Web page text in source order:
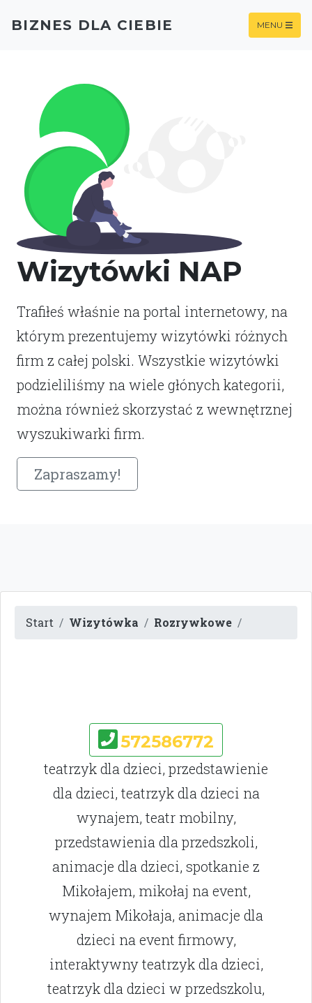
Wizytówki NAP
Trafiłeś właśnie na portal internetowy, na
którym prezentujemy wizytówki różnych
firm z całej polski. Wszystkie wizytówki
podzieliliśmy na wiele głónych kategorii,
można również skorzystać z wewnętrznej
wyszukiwarki firm.
Zapraszamy!
BIZNES DLA CIEBIE MENU
Start Wizytówka Rozrywkowe
572586772
teatrzyk dla dzieci, przedstawienie
dla dzieci, teatrzyk dla dzieci na
wynajem, teatr mobilny,
przedstawienia dla przedszkoli,
animacje dla dzieci, spotkanie z
Mikołajem, mikołaj na event,
wynajem Mikołaja, animacje dla
dzieci na event firmowy,
interaktywny teatrzyk dla dzieci,
teatrzyk dla dzieci w przedszkolu,